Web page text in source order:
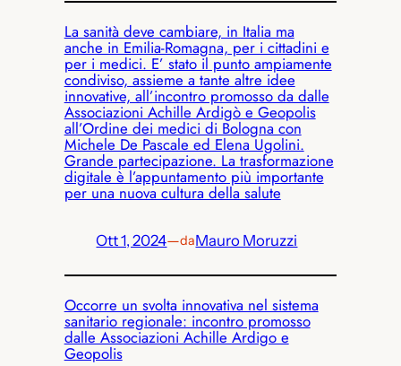
La sanità deve cambiare, in Italia ma
anche in Emilia-Romagna, per i cittadini e
per i medici. E’ stato il punto ampiamente
condiviso, assieme a tante altre idee
innovative, all’incontro promosso da dalle
Associazioni Achille Ardigò e Geopolis
all’Ordine dei medici di Bologna con
Michele De Pascale ed Elena Ugolini.
Grande partecipazione. La trasformazione
digitale è l’appuntamento più importante
per una nuova cultura della salute
Ott 1, 2024—daMauro Moruzzi
Occorre un svolta innovativa nel sistema
sanitario regionale: incontro promosso
dalle Associazioni Achille Ardigo e
Geopolis